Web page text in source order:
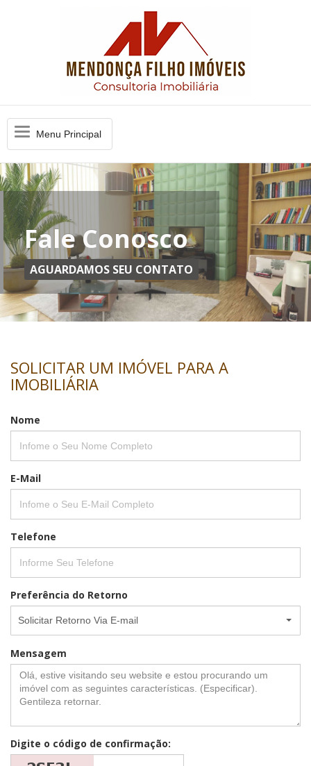
MenuMenu Principal
Fale Conosco
AGUARDAMOS SEU CONTATO
SOLICITAR UM IMÓVEL PARA A
IMOBILIÁRIA
Nome
E-Mail
Telefone
Preferência do Retorno
Solicitar Retorno Via E-mail
Mensagem
Digite o código de confirmação: